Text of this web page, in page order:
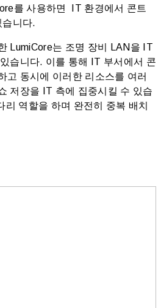
를 사용하면 IT 환경에서 콘트
습니다.
LumiCore는 조명 장비 LAN을 IT
습니다. 이를 통해 IT 부서에서 콘
고 동시에 이러한 리소스를 여러
저장을 IT 측에 집중시킬 수 있습
리 역할을 하며 완전히 중복 배치